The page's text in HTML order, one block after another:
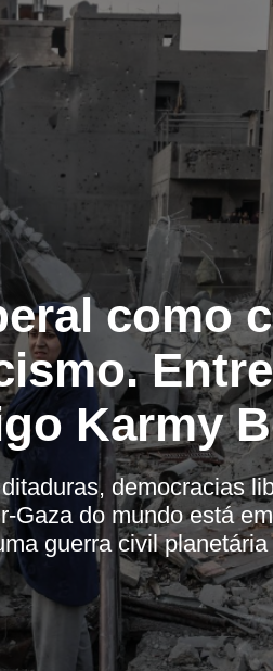
como
Karmy
democracias
Gaza do mundo está
guerra civil planetária